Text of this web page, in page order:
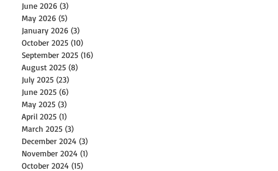
June 2026 (3)
May 2026 (5)
January 2026 (3)
October 2025 (10)
September 2025 (16)
August 2025 (8)
July 2025 (23)
June 2025 (6)
May 2025 (3)
April 2025 (1)
March 2025 (3)
December 2024 (3)
November 2024 (1)
October 2024 (15)